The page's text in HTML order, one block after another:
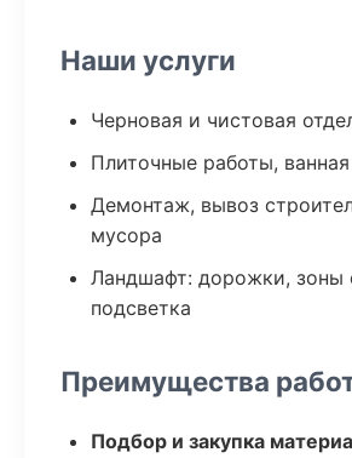
Наши услуги
Черновая и чистовая
Плиточные работы,
Демонтаж, вывоз
мусора
Ландшафт: дорожки, зоны
подсветка
Преимущества
Подбор и закупка